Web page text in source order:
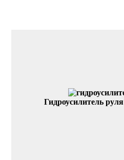
Гидроусилитель руля